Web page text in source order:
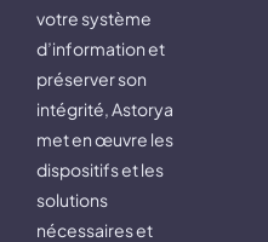
votre système
d’information et
préserver son
intégrité, Astorya
met en œuvre les
dispositifs et les
solutions
nécessaires et